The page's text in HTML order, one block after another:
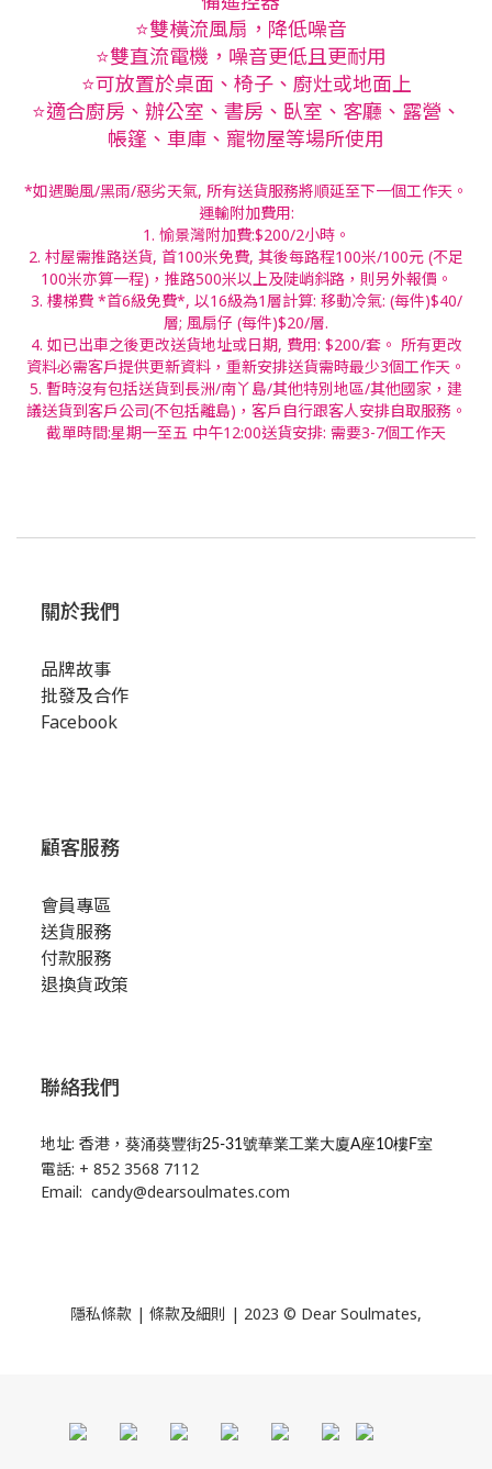
⭐雙橫流風扇，降低噪音
⭐雙直流電機，噪音更低且更耐用
⭐可放置於桌面、椅子、廚灶或地面上
⭐適合廚房、辦公室、書房、臥室、客廳、露營、
帳篷、車庫、寵物屋等場所使用
*如遇颱風/黑雨/惡劣天氣, 所有送貨服務將順延至下一個工作天。
運輸附加費用:
1. 愉景灣附加費:$200/2小時。
2. 村屋需推路送貨, 首100米免費, 其後每路程100米/100元 (不足
100米亦算一程)，推路500米以上及陡峭斜路，則另外報價。
3. 樓梯費 *首6級免費*, 以16級為1層計算: 移動冷氣: (每件)$40/
層; 風扇仔 (每件)$20/層.
4. 如已出車之後更改送貨地址或日期, 費用: $200/套。 所有更改
資料必需客戶提供更新資料，重新安排送貨需時最少3個工作天。
5. 暫時沒有包括送貨到長洲/南丫島/其他特別地區/其他國家，建
議送貨到客戶公司(不包括離島)，客戶自行跟客人安排自取服務。
截單時間:星期一至五 中午12:00送貨安排: 需要3-7個工作天
關於我們
品牌故事
批發及合作
Facebook
顧客服務
會員專區
送貨服務
付款服務
退換貨政策
聯絡我們
地址: 香港， 葵涌葵豐街25-31號華業工業大廈A座10樓F室
電話: + 852 3568 7112
Email: candy@dearsoulmates.com
隱私條款 | 條款及細則 | 2023 © Dear Soulmates,